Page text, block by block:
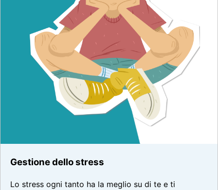
Gestione dello stress
Lo stress ogni tanto ha la meglio su di te e ti